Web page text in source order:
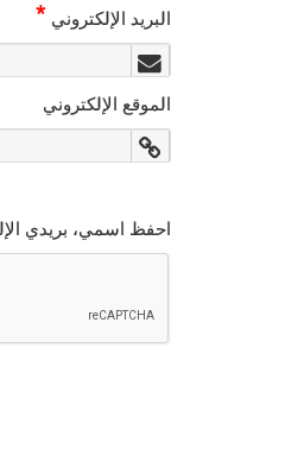
البريد الإلكتروني *
الموقع الإلكتروني
احفظ اسمي، بريدي